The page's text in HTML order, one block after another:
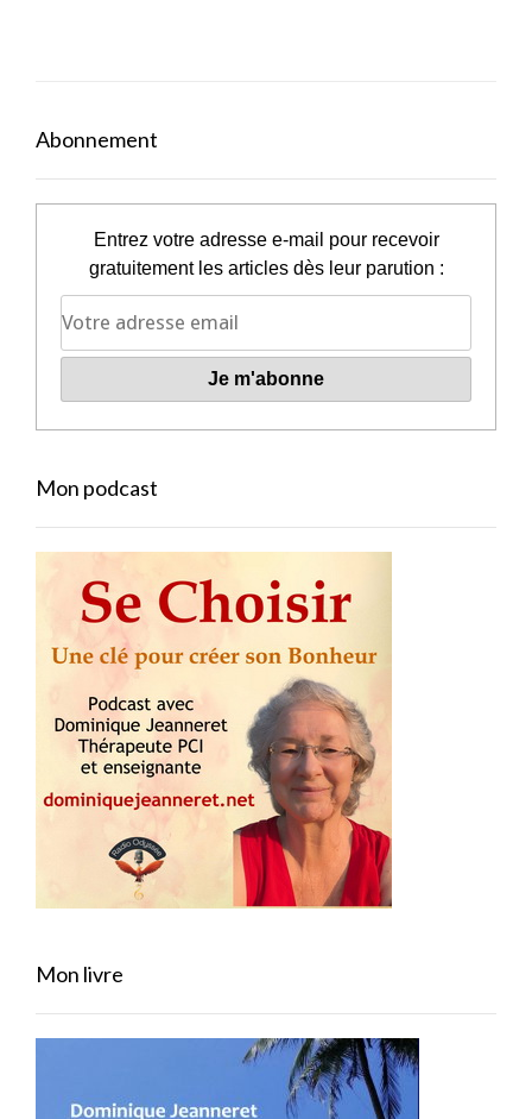
Abonnement
Entrez votre adresse e-mail pour recevoir
gratuitement les articles dès leur parution :
Mon podcast
Mon livre